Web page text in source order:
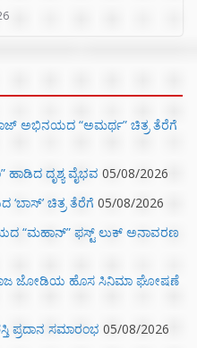
ಅಭಿನಯದ “ಅಮರ್ಥ” ಚಿತ್ರ ತೆರೆಗೆ
ದೃಶ್ಯ ವೈಭವ 05/08/2026
ಚಿತ್ರ ತೆರೆಗೆ 05/08/2026
“ಮಹಾನ್” ಫಸ್ಟ್ ಲುಕ್ ಅನಾವರಣ
ಜೋಡಿಯ ಹೊಸ ಸಿನಿಮಾ ಘೋಷಣೆ
ಪ್ರದಾನ ಸಮಾರಂಭ 05/08/2026